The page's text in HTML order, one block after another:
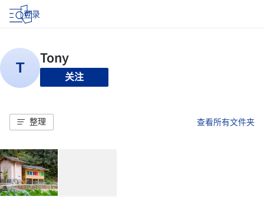
登录
关注
整理 查看所有文件夹